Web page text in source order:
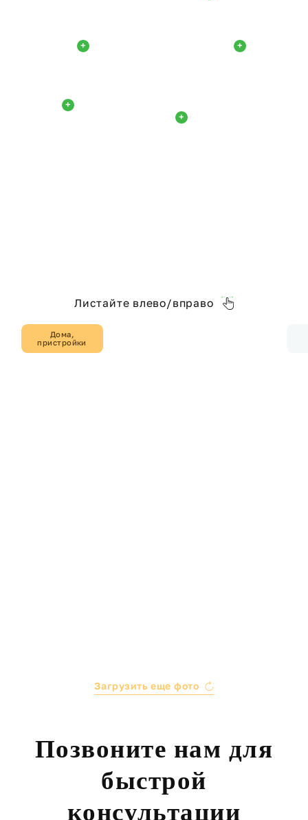
+ +
+
+
Листайте влево/вправо
Дома,
пристройки
Загрузить еще фото
Позвоните нам для
быстрой
консультации